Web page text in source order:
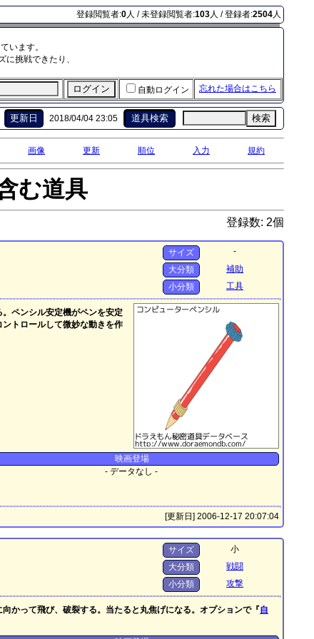
登録閲覧者:0人 / 未登録閲覧者:103人 / 登録者:2504人
います。
に挑戦できたり、
自動ログイン 忘れた場合はこちら
更新日 2018/04/04 23:05 道具検索 検索
画像 更新 順位 入力 規約
む道具
登録数: 2個
サイズ
-
大分類
補助
小分類
工具
ペンシル安定機がペンを安定
トロールして微妙な動きを作
映画登場
- データなし -
[更新日] 2006-12-17 20:07:04
サイズ
小
大分類
戦闘
小分類
攻撃
かって飛び、破裂する。当たると丸焦げになる。オプションで『自